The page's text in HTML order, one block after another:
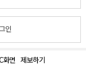
인
화면 제보하기